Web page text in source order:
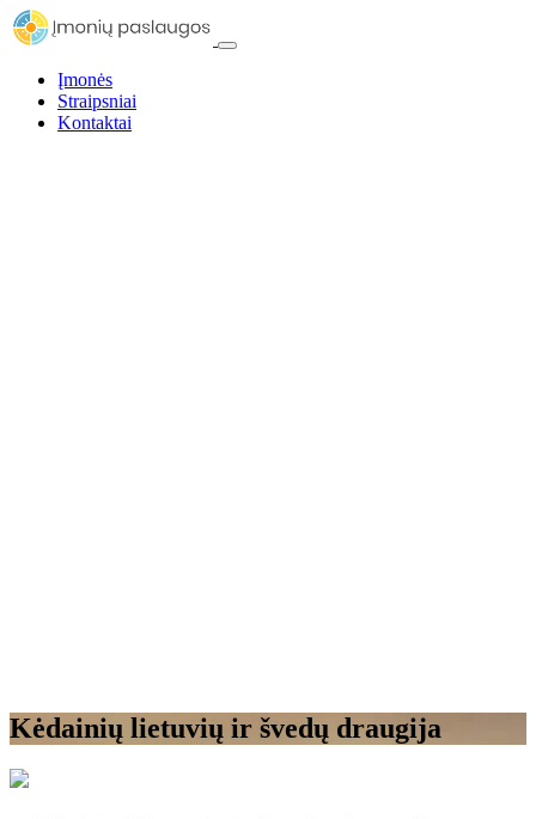
Įmonės
Straipsniai
Kontaktai
Kėdainių lietuvių ir švedų draugija